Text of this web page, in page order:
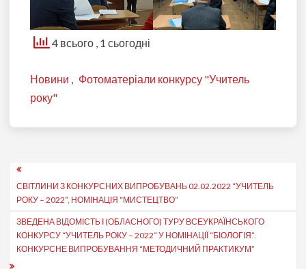
4 всього , 1 сьогодні
Новини , Фотоматеріали конкурсу "Учитель
року"
Навігація
записів
СВІТЛИНИ З КОНКУРСНИХ ВИПРОБУВАНЬ 02.02.2022 “УЧИТЕЛЬ
РОКУ – 2022”, НОМІНАЦІЯ “МИСТЕЦТВО”
ЗВЕДЕНА ВІДОМІСТЬ І (ОБЛАСНОГО) ТУРУ ВСЕУКРАЇНСЬКОГО
КОНКУРСУ “УЧИТЕЛЬ РОКУ – 2022” У НОМІНАЦІЇ “БІОЛОГІЯ”.
КОНКУРСНЕ ВИПРОБУВАННЯ “МЕТОДИЧНИЙ ПРАКТИКУМ”